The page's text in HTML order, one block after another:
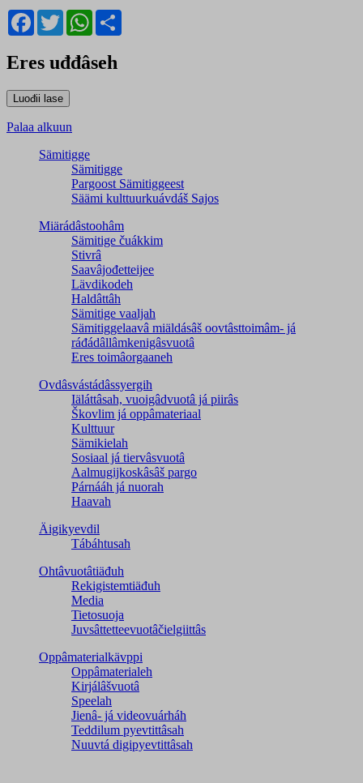
Facebook
TwitterWhatsApp
Eres uđđâseh
Palaa alkuun
Sämitigge
Sämitigge
Pargoost Sämitiggeest
Säämi kulttuurkuávdáš Sajos
Miärádâstoohâm
Sämitige čuákkim
Stivrâ
Saavâjođetteijee
Lävdikodeh
Haldâttâh
Sämitige vaaljah
Sämitiggelaavâ miäldásâš oovtâsttoimâm- já
ráđádâllâmkenigâsvuotâ
Eres toimâorgaaneh
Ovdâsvástádâssyergih
Iäláttâsah, vuoigâdvuotâ já piirâs
Škovlim já oppâmateriaal
Kulttuur
Sämikielah
Sosiaal já tiervâsvuotâ
Aalmugijkoskâsâš pargo
Párnááh já nuorah
Haavah
Äigikyevdil
Tábáhtusah
Ohtâvuotâtiäđuh
Rekigistemtiäđuh
Media
Tietosuoja
Juvsâttetteevuotâčielgiittâs
Oppâmaterialkävppi
Oppâmaterialeh
Kirjálâšvuotâ
Speelah
Jienâ- já videovuárháh
Teddilum pyevtittâsah
Nuuvtá digipyevtittâsah